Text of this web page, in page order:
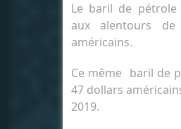
Le baril de
aux alentours
américains.
Ce même baril de
47 dollars
2019.